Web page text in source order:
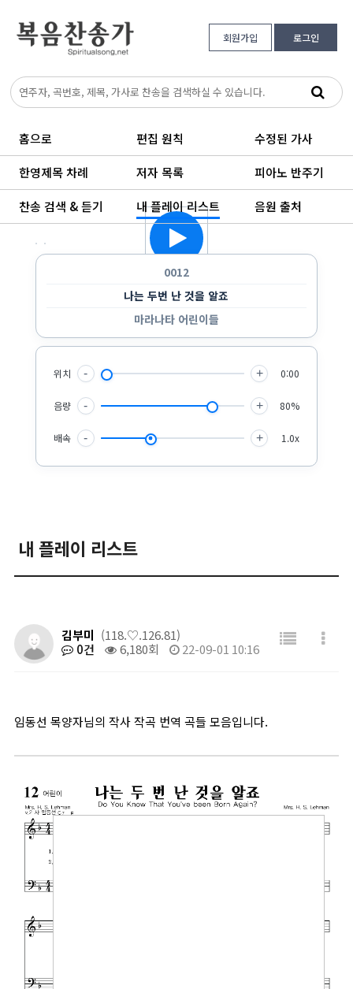
회원가입 로그인
홈으로 편집 원칙 수정된 가사
한영제목 차례 저자 목록 피아노 반주기
찬송 검색 & 듣기 내 플레이 리스트 음원 출처
순서대로 한 번 듣기
순서대로 반복 듣기
랜덤으로 듣기
한 곡만 반복 듣기
0012
나는 두번 난 것을 알죠
마라나타 어린이들
위치 - + 0:00
음량 - + 80%
배속 - + 1.0x
내 플레이 리스트
김부미 (118.♡.126.81)
0건
6,180회 22-09-01 10:16
임동선 목양자님의 작사 작곡 번역 곡들 모음입니다.